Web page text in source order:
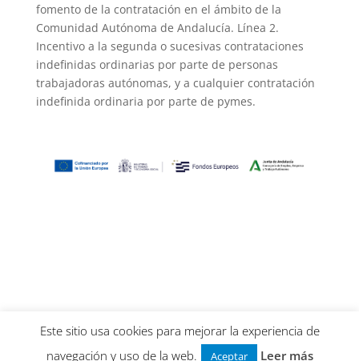
fomento de la contratación en el ámbito de la
Comunidad Autónoma de Andalucía. Línea 2.
Incentivo a la segunda o sucesivas contrataciones
indefinidas ordinarias por parte de personas
trabajadoras autónomas, y a cualquier contratación
indefinida ordinaria por parte de pymes.
Este sitio usa cookies para mejorar la experiencia de
navegación y uso de la web.
Aceptar Leer más